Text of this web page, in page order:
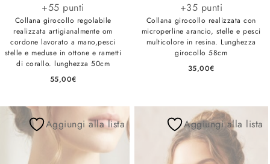
+55 punti
Collana girocollo regolabile
realizzata artigianalmente om
cordone lavorato a mano,pesci
stelle e meduse in ottone e rametti
di corallo. lunghezza 50cm
55,00€
+35 punti
Collana girocollo realizzata con
microperline arancio, stelle e pesci
multicolore in resina. Lunghezza
girocollo 58cm
35,00€
Aggiungi alla lista Aggiungi alla lista